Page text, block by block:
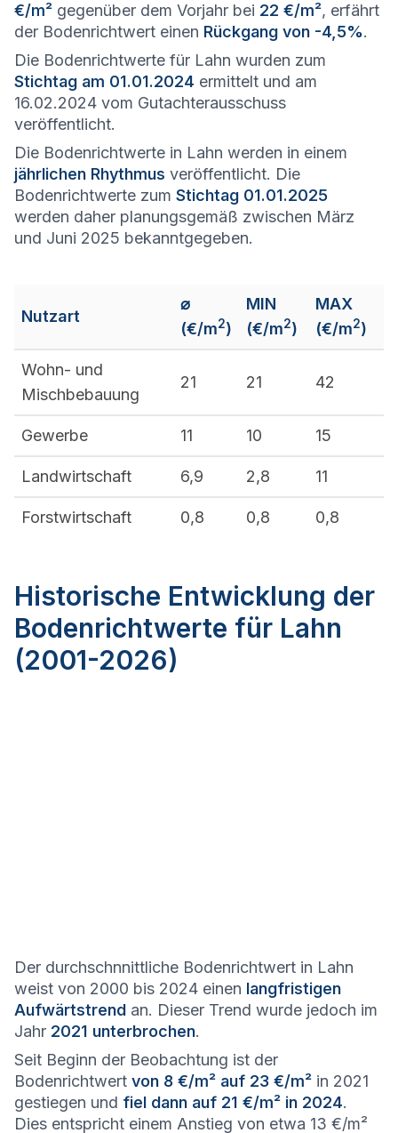
€/m² gegenüber dem Vorjahr bei 22 €/m², erfährt
der Bodenrichtwert einen Rückgang von -4,5%.
Die Bodenrichtwerte für Lahn wurden zum
Stichtag am 01.01.2024 ermittelt und am
16.02.2024 vom Gutachterausschuss
veröffentlicht.
Die Bodenrichtwerte in Lahn werden in einem
jährlichen Rhythmus veröffentlicht. Die
Bodenrichtwerte zum Stichtag 01.01.2025
werden daher planungsgemäß zwischen März
und Juni 2025 bekanntgegeben.
Nutzart
⌀
(€/m2)
MIN
(€/m2)
MAX
(€/m2)
Wohn- und
Mischbebauung
21 21 42
Gewerbe 11 10 15
Landwirtschaft 6,9 2,8 11
Forstwirtschaft 0,8 0,8 0,8
Historische Entwicklung der
Bodenrichtwerte für Lahn
(2001-2026)
Der durchschnnittliche Bodenrichtwert in Lahn
weist von 2000 bis 2024 einen langfristigen
Aufwärtstrend an. Dieser Trend wurde jedoch im
Jahr 2021 unterbrochen.
Seit Beginn der Beobachtung ist der
Bodenrichtwert von 8 €/m² auf 23 €/m² in 2021
gestiegen und fiel dann auf 21 €/m² in 2024.
Dies entspricht einem Anstieg von etwa 13 €/m²